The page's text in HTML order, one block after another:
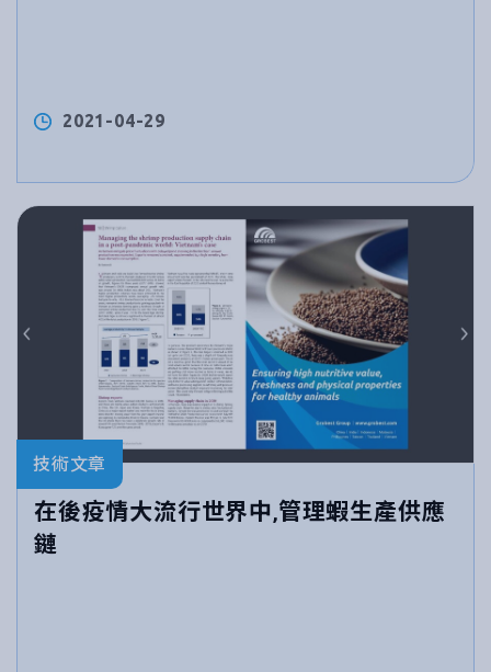
2021-04-29
技術文章
在後疫情大流行世界中,管理蝦生產供應
鏈